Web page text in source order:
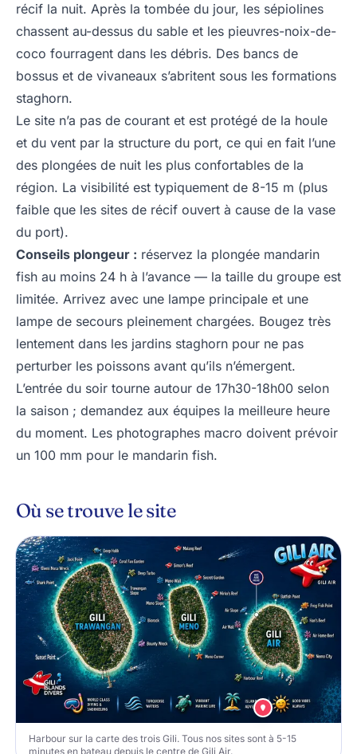
récif la nuit. Après la tombée du jour, les sépiolines
chassent au-dessus du sable et les pieuvres-noix-de-
coco fourragent dans les débris. Des bancs de
bossus et de vivaneaux s’abritent sous les formations
staghorn.
Le site n’a pas de courant et est protégé de la houle
et du vent par la structure du port, ce qui en fait l’une
des plongées de nuit les plus confortables de la
région. La visibilité est typiquement de 8-15 m (plus
faible que les sites de récif ouvert à cause de la vase
du port).
Conseils plongeur : réservez la plongée mandarin
fish au moins 24 h à l’avance — la taille du groupe est
limitée. Arrivez avec une lampe principale et une
lampe de secours pleinement chargées. Bougez très
lentement dans les jardins staghorn pour ne pas
perturber les poissons avant qu’ils n’émergent.
L’entrée du soir tourne autour de 17h30-18h00 selon
la saison ; demandez aux équipes la meilleure heure
du moment. Les photographes macro doivent prévoir
un 100 mm pour le mandarin fish.
Où se trouve le site
Harbour sur la carte des trois Gili. Tous nos sites sont à 5-15
minutes en bateau depuis le centre de Gili Air.